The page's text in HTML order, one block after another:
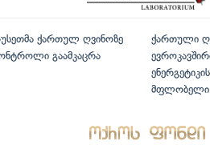
ქართულ ღვინოზე
გაამკაცრა
ქართული
მფლობელი